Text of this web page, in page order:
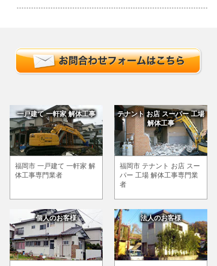
一戸建て 一軒家 解体工事
福岡市 一戸建て 一軒家 解
体工事専門業者
テナント お店 スーパー 工場
解体工事
福岡市 テナント お店 スー
パー 工場 解体工事専門業
者
個人のお客様 法人のお客様